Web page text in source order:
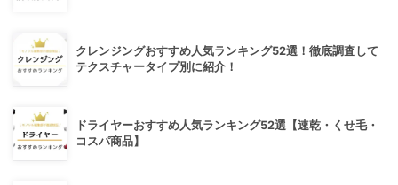
クレンジングおすすめ人気ランキング52選！徹底調査して
テクスチャータイプ別に紹介！
ドライヤーおすすめ人気ランキング52選【速乾・くせ毛・
コスパ商品】